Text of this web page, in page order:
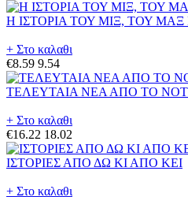
Η ΙΣΤΟΡΙΑ ΤΟΥ ΜΙΞ, ΤΟΥ
+ Στο καλαθι
€8.59 9.54
ΤΕΛΕΥΤΑΙΑ ΝΕΑ ΑΠΟ ΤΟ
+ Στο καλαθι
€16.22 18.02
ΙΣΤΟΡΙΕΣ ΑΠΟ ΔΩ ΚΙ ΑΠΟ ΚΕΙ
+ Στο καλαθι